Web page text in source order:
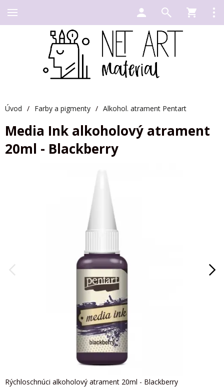
Úvod / Farby a pigmenty / Alkohol. atrament Pentart
Media Ink alkoholový atrament
20ml - Blackberry
Rýchloschnúci alkoholový atrament 20ml - Blackberry